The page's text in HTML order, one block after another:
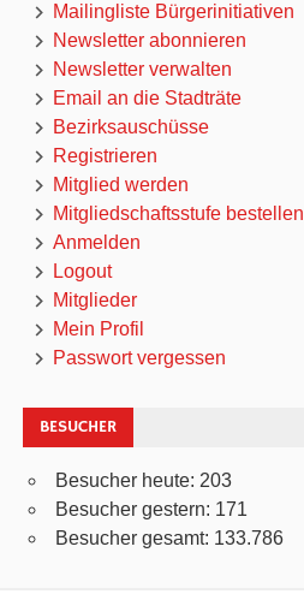
Mailingliste Bürgerinitiativen
Newsletter abonnieren
Newsletter verwalten
Email an die Stadträte
Bezirksauschüsse
Registrieren
Mitglied werden
Mitgliedschaftsstufe bestellen
Anmelden
Logout
Mitglieder
Mein Profil
Passwort vergessen
BESUCHER
Besucher heute: 203
Besucher gestern: 171
Besucher gesamt: 133.786